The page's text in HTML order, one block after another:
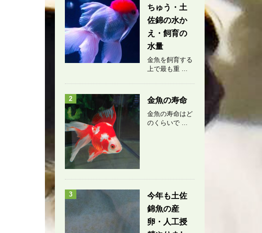
ちゅう・土
佐錦の水か
え・飼育の
水量
金魚を飼育する
上で最も重 ...
2 金魚の寿命
金魚の寿命はど
のくらいで ...
3
今年も土佐
錦魚の産
卵・人工授